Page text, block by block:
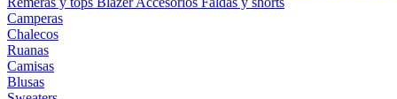
Camperas
Chalecos
Ruanas
Camisas
Blusas